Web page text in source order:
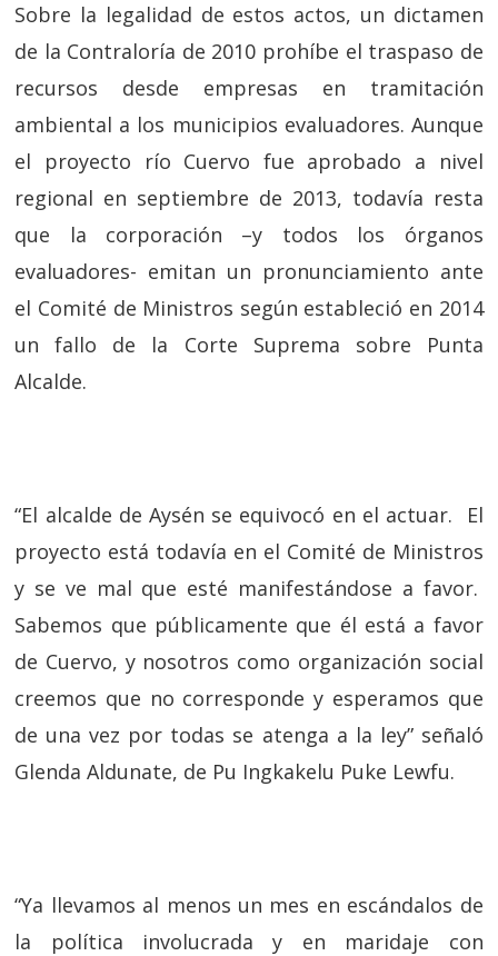
Sobre la legalidad de estos actos, un dictamen
de la Contraloría de 2010 prohíbe el traspaso de
recursos desde empresas en tramitación
ambiental a los municipios evaluadores. Aunque
el proyecto río Cuervo fue aprobado a nivel
regional en septiembre de 2013, todavía resta
que la corporación –y todos los órganos
evaluadores- emitan un pronunciamiento ante
el Comité de Ministros según estableció en 2014
un fallo de la Corte Suprema sobre Punta
Alcalde.
“El alcalde de Aysén se equivocó en el actuar. El
proyecto está todavía en el Comité de Ministros
y se ve mal que esté manifestándose a favor.
Sabemos que públicamente que él está a favor
de Cuervo, y nosotros como organización social
creemos que no corresponde y esperamos que
de una vez por todas se atenga a la ley” señaló
Glenda Aldunate, de Pu Ingkakelu Puke Lewfu.
“Ya llevamos al menos un mes en escándalos de
la política involucrada y en maridaje con